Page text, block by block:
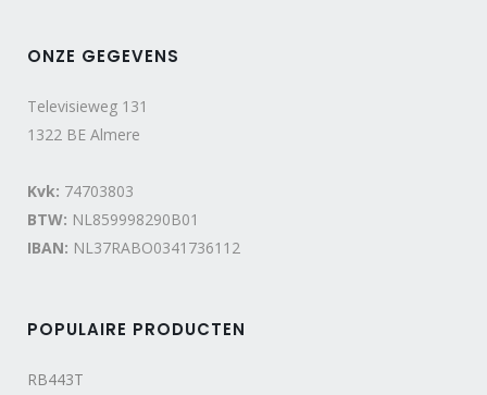
ONZE GEGEVENS
Televisieweg 131
1322 BE Almere
Kvk: 74703803
BTW: NL859998290B01
IBAN: NL37RABO0341736112
POPULAIRE PRODUCTEN
RB443T